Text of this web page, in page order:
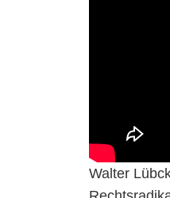
Walter